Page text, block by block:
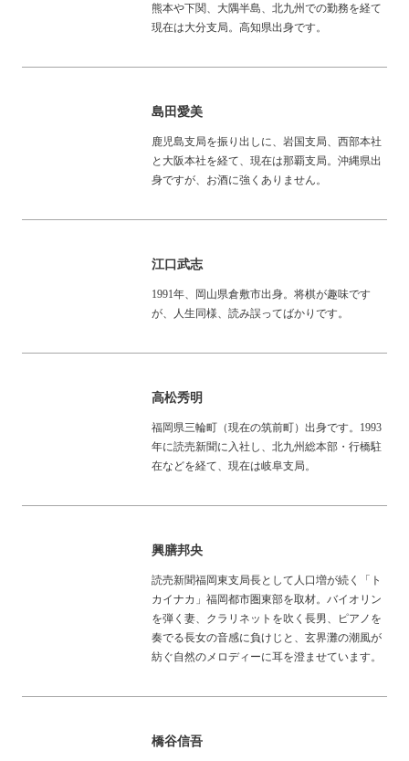
熊本や下関、大隅半島、北九州での勤務を経て
現在は大分支局。高知県出身です。
島田愛美
鹿児島支局を振り出しに、岩国支局、西部本社
と大阪本社を経て、現在は那覇支局。沖縄県出
身ですが、お酒に強くありません。
江口武志
1991年、岡山県倉敷市出身。将棋が趣味です
が、人生同様、読み誤ってばかりです。
高松秀明
福岡県三輪町（現在の筑前町）出身です。1993
年に読売新聞に入社し、北九州総本部・行橋駐
在などを経て、現在は岐阜支局。
興膳邦央
読売新聞福岡東支局長として人口増が続く「ト
カイナカ」福岡都市圏東部を取材。バイオリン
を弾く妻、クラリネットを吹く長男、ピアノを
奏でる長女の音感に負けじと、玄界灘の潮風が
紡ぐ自然のメロディーに耳を澄ませています。
橋谷信吾